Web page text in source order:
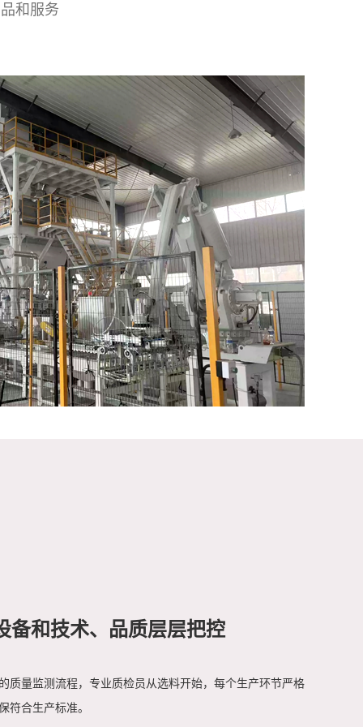
和服务
备和技术、品质层层把控
质量监测流程，专业质检员从选料开始，每个生产环节严格
符合生产标准。